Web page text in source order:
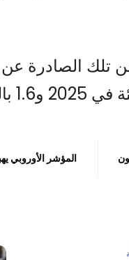
تلك الصادرة عن